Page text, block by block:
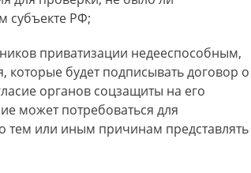
субъекте РФ;
приватизации недееспособным,
которые будет подписывать договор о
органов соцзащиты на его
может потребоваться для
тем или иным причинам представлять